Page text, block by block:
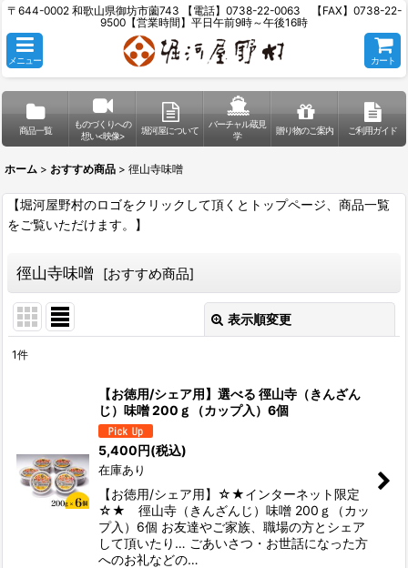
〒644-0002 和歌山県御坊市薗743 【電話】0738-22-0063 【FAX】0738-22-
9500【営業時間】平日午前9時～午後16時
メニュー カート
商品一覧
ものづくりへの
想い<映像>
堀河屋について
バーチャル蔵見
学
贈り物のご案内 ご利用ガイド
ホーム > おすすめ商品 > 徑山寺味噌
【堀河屋野村のロゴをクリックして頂くとトップページ、商品一覧
をご覧いただけます。】
徑山寺味噌 [おすすめ商品]
表示順変更
1件
【お徳用/シェア用】選べる 徑山寺（きんざん
じ）味噌 200ｇ（カップ入）6個
5,400円(税込)
在庫あり
【お徳用/シェア用】☆★インターネット限定
☆★ 徑山寺（きんざんじ）味噌 200ｇ（カッ
プ入）6個 お友達やご家族、職場の方とシェア
して頂いたり… ごあいさつ・お世話になった方
へのお礼などの…